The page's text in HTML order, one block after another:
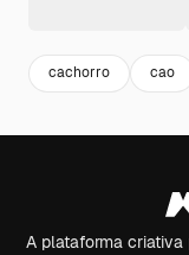
cachorro cao
A plataforma